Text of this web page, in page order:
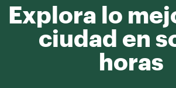
Explora lo
ciudad en
horas